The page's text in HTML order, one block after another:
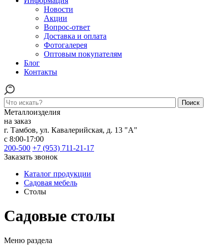
Новости
Акции
Вопрос-ответ
Доставка и оплата
Фотогалерея
Оптовым покупателям
Блог
Контакты
Поиск
Металлоизделия
на заказ
г. Тамбов, ул. Кавалерийская, д. 13 "А"
с 8:00-17:00
200-500 +7 (953) 711-21-17
Заказать звонок
Каталог продукции
Садовая мебель
Столы
Садовые столы
Меню раздела